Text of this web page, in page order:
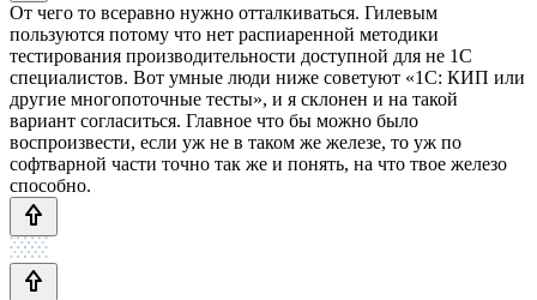
От чего то всеравно нужно отталкиваться. Гилевым
пользуются потому что нет распиаренной методики
тестирования производительности доступной для не 1С
специалистов. Вот умные люди ниже советуют «1С: КИП или
другие многопоточные тесты», и я склонен и на такой
вариант согласиться. Главное что бы можно было
воспроизвести, если уж не в таком же железе, то уж по
софтварной части точно так же и понять, на что твое железо
способно.